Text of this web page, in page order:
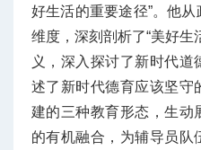
好生活的重要途径”。他
维度，深刻剖析了“美好生
义，深入探讨了新时代道
述了新时代德育应该坚守
建的三种教育形态，生动
的有机融合，为辅导员队